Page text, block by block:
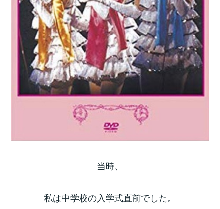
当時、
私は中学校の入学式直前でした。